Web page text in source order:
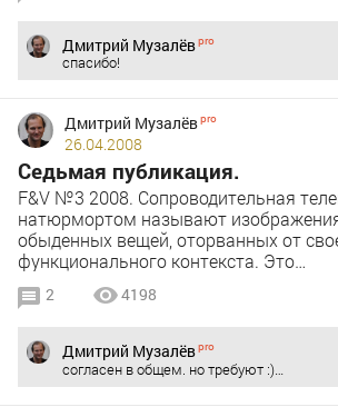
Дмитрий Музалёв
спасибо!
Дмитрий Музалёв
26.04.2008
Седьмая публикация.
F&V №3 2008. Сопроводительная
натюрмортом называют
обыденных вещей, оторванных от
функционального контекста. Это…
2 4198
Дмитрий Музалёв
согласен в общем. но требуют :)…